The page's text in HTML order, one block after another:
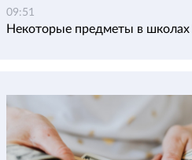
09:51
Некоторые предметы в